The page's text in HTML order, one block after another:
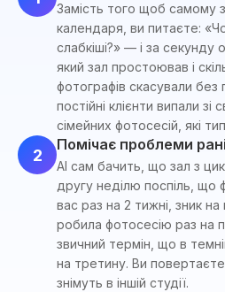
Замість того щоб самому
календаря, ви питаєте:
слабкіші?» — і за секунду
який зал простоював і
фотографів скасували без
постійні клієнти випали
сімейних фотосесій, які
2
Помічає проблеми
AI сам бачить, що зал з
другу неділю поспіль, що
вас раз на 2 тижні, зник
робила фотосесію раз на
звичний термін, що в
на третину. Ви
знімуть в іншій студії.